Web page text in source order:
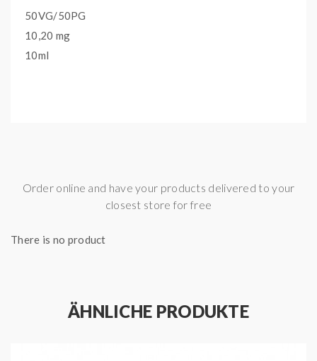
50VG/50PG
10,20 mg
10ml
Order online and have your products delivered to your
closest store for free
There is no product
ÄHNLICHE PRODUKTE